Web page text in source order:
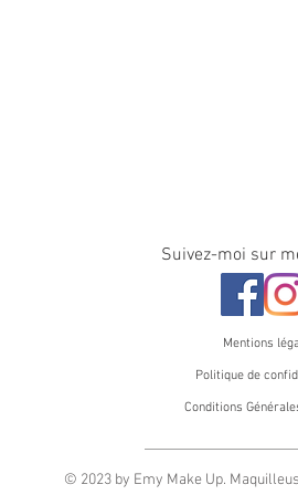
Suivez-moi sur
Mentions
Politique de
Conditions
© 2023 by Emy Make Up.